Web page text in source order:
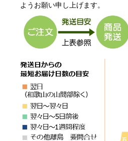
ようお願い申し上げます。